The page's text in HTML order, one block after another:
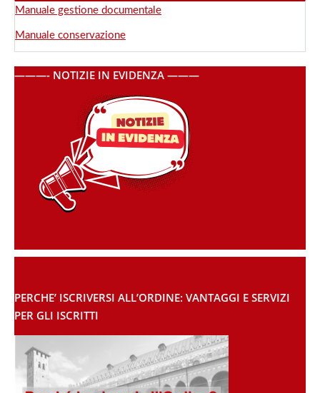
Manuale gestione documentale
Manuale conservazione
———- NOTIZIE IN EVIDENZA ———
PERCHE’ ISCRIVERSI ALL’ORDINE: VANTAGGI E SERVIZI
PER GLI ISCRITTI